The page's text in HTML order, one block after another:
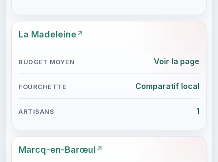
La Madeleine
Voir la page
Comparatif local
1
Marcq-en-Barœul